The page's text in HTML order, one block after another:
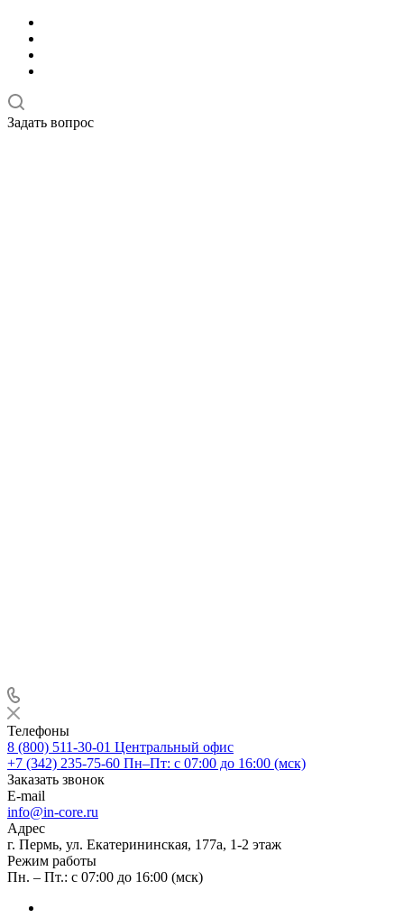
Задать вопрос
Телефоны
8 (800) 511-30-01 Центральный офис
+7 (342) 235-75-60 Пн–Пт: с 07:00 до 16:00 (мск)
Заказать звонок
E-mail
info@in-core.ru
Адрес
г. Пермь, ул. ​Екатерининская, 177а, ​1-2 этаж
Режим работы
Пн. – Пт.: с 07:00 до 16:00 (мск)